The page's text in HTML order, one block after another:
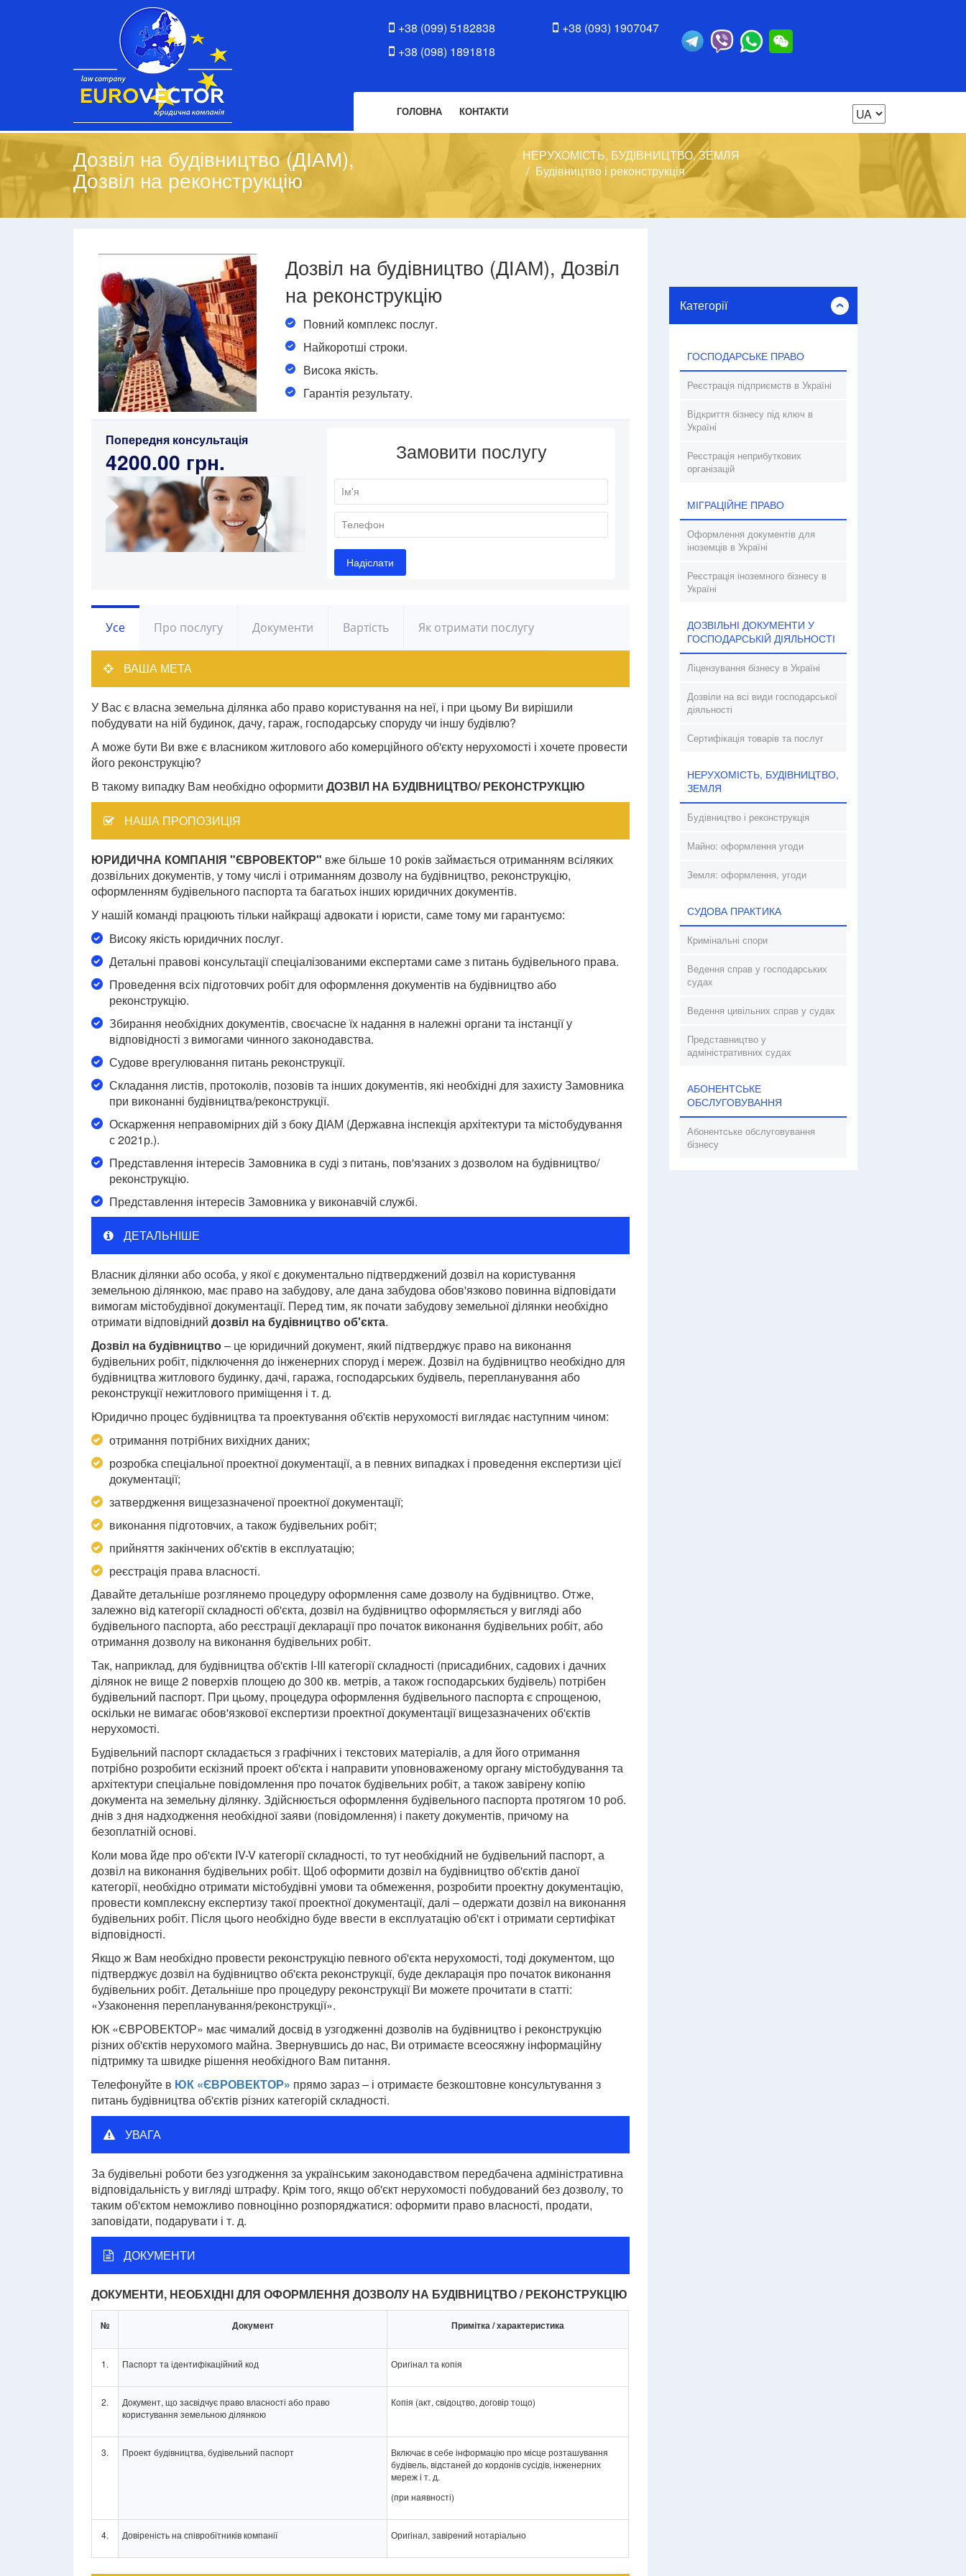
+38 (099) 5182838
+38 (098) 1891818
+38 (093) 1907047
ГОЛОВНА КОНТАКТИ
Дозвіл на будівництво (ДІАМ),
Дозвіл на реконструкцію
НЕРУХОМІСТЬ, БУДІВНИЦТВО, ЗЕМЛЯ
Будівництво і реконструкція
Дозвіл на будівництво (ДІАМ), Дозвіл
на реконструкцію
Повний комплекс послуг.
Найкоротші строки.
Висока якість.
Гарантія результату.
Попередня консультація
4200.00 грн.
Усе Про послугу Документи Вартість Як отримати послугу
ВАША МЕТА
У Вас є власна земельна ділянка або право користування на неї, і при цьому Ви вирішили
побудувати на ній будинок, дачу, гараж, господарську споруду чи іншу будівлю?
А може бути Ви вже є власником житлового або комерційного об'єкту нерухомості і хочете провести
його реконструкцію?
В такому випадку Вам необхідно оформити ДОЗВІЛ НА БУДІВНИЦТВО/ РЕКОНСТРУКЦІЮ
НАША ПРОПОЗИЦІЯ
ЮРИДИЧНА КОМПАНІЯ "ЄВРОВЕКТОР" вже більше 10 років займається отриманням всіляких
дозвільних документів, у тому числі і отриманням дозволу на будівництво, реконструкцію,
оформленням будівельного паспорта та багатьох інших юридичних документів.
У нашій команді працюють тільки найкращі адвокати і юристи, саме тому ми гарантуємо:
Високу якість юридичних послуг.
Детальні правові консультації спеціалізованими експертами саме з питань будівельного права.
Проведення всіх підготовчих робіт для оформлення документів на будівництво або
реконструкцію.
Збирання необхідних документів, своєчасне їх надання в належні органи та інстанції у
відповідності з вимогами чинного законодавства.
Судове врегулювання питань реконструкції.
Складання листів, протоколів, позовів та інших документів, які необхідні для захисту Замовника
при виконанні будівництва/реконструкції.
Оскарження неправомірних дій з боку ДІАМ (Державна інспекція архітектури та містобудування
с 2021р.).
Представлення інтересів Замовника в суді з питань, пов'язаних з дозволом на будівництво/
реконструкцію.
Представлення інтересів Замовника у виконавчій службі.
ДЕТАЛЬНІШЕ
Власник ділянки або особа, у якої є документально підтверджений дозвіл на користування
земельною ділянкою, має право на забудову, але дана забудова обов'язково повинна відповідати
вимогам містобудівної документації. Перед тим, як почати забудову земельної ділянки необхідно
отримати відповідний дозвіл на будівництво об'єкта.
Дозвіл на будівництво– це юридичний документ, який підтверджує право на виконання
будівельних робіт, підключення до інженерних споруд і мереж. Дозвіл на будівництво необхідно для
будівництва житлового будинку, дачі, гаража, господарських будівель, перепланування або
реконструкції нежитлового приміщення і т. д.
Юридично процес будівництва та проектування об'єктів нерухомості виглядає наступним чином:
отримання потрібних вихідних даних;
розробка спеціальної проектної документації, а в певних випадках і проведення експертизи цієї
документації;
затвердження вищезазначеної проектної документації;
виконання підготовчих, а також будівельних робіт;
прийняття закінчених об'єктів в експлуатацію;
реєстрація права власності.
Давайте детальніше розглянемо процедуру оформлення саме дозволу на будівництво. Отже,
залежно від категорії складності об'єкта, дозвіл на будівництво оформляється у вигляді або
будівельного паспорта, або реєстрації декларації про початок виконання будівельних робіт, або
отримання дозволу на виконання будівельних робіт.
Так, наприклад, для будівництва об'єктів I-III категорії складності (присадибних, садових і дачних
ділянок не вище 2 поверхів площею до 300 кв. метрів, а також господарських будівель) потрібен
будівельний паспорт. При цьому, процедура оформлення будівельного паспорта є спрощеною,
оскільки не вимагає обов'язкової експертизи проектної документації вищезазначених об'єктів
нерухомості.
Будівельний паспорт складається з графічних і текстових матеріалів, а для його отримання
потрібно розробити ескізний проект об'єкта і направити уповноваженому органу містобудування та
архітектури спеціальне повідомлення про початок будівельних робіт, а також завірену копію
документа на земельну ділянку. Здійснюється оформлення будівельного паспорта протягом 10 роб.
днів з дня надходження необхідної заяви (повідомлення) і пакету документів, причому на
безоплатній основі.
Коли мова йде про об'єкти IV-V категорії складності, то тут необхідний не будівельний паспорт, а
дозвіл на виконання будівельних робіт. Щоб оформити дозвіл на будівництво об'єктів даної
категорії, необхідно отримати містобудівні умови та обмеження, розробити проектну документацію,
провести комплексну експертизу такої проектної документації, далі – одержати дозвіл на виконання
будівельних робіт. Після цього необхідно буде ввести в експлуатацію об'єкт і отримати сертифікат
відповідності.
Якщо ж Вам необхідно провести реконструкцію певного об'єкта нерухомості, тоді документом, що
підтверджує дозвіл на будівництво об'єкта реконструкції, буде декларація про початок виконання
будівельних робіт. Детальніше про процедуру реконструкції Ви можете прочитати в статті:
«Узаконення перепланування/реконструкції».
ЮК «ЄВРОВЕКТОР» має чималий досвід в узгодженні дозволів на будівництво і реконструкцію
різних об'єктів нерухомого майна. Звернувшись до нас, Ви отримаєте всеосяжну інформаційну
підтримку та швидке рішення необхідного Вам питання.
Телефонуйте в ЮК «ЄВРОВЕКТОР» прямо зараз – і отримаєте безкоштовне консультування з
питань будівництва об'єктів різних категорій складності.
УВАГА
За будівельні роботи без узгодження за українським законодавством передбачена адміністративна
відповідальність у вигляді штрафу. Крім того, якщо об'єкт нерухомості побудований без дозволу, то
таким об'єктом неможливо повноцінно розпоряджатися: оформити право власності, продати,
заповідати, подарувати і т. д.
ДОКУМЕНТИ
ДОКУМЕНТИ, НЕОБХІДНІ ДЛЯ ОФОРМЛЕННЯ ДОЗВОЛУ НА БУДІВНИЦТВО / РЕКОНСТРУКЦІЮ
№ Документ Примітка / характеристика
1. Паспорт та ідентифікаційний код Оригінал та копія
2.
Документ, що засвідчує право власності або право
користування земельною ділянкою
Копія (акт, свідоцтво, договір тощо)
3. Проект будівництва, будівельний паспорт
Включає в себе інформацію про місце розташування
будівель, відстаней до кордонів сусідів, інженерних
мереж і т. д.
(при наявності)
4. Довіреність на співробітників компанії Оригінал, завірений нотаріально
Категорії
ГОСПОДАРСЬКЕ ПРАВО
Реєстрація підприємств в Україні
Відкриття бізнесу під ключ в
Україні
Реєстрація неприбуткових
організацій
МІГРАЦІЙНЕ ПРАВО
Оформлення документів для
іноземців в Україні
Реєстрація іноземного бізнесу в
Україні
ДОЗВІЛЬНІ ДОКУМЕНТИ У
ГОСПОДАРСЬКІЙ ДІЯЛЬНОСТІ
Ліцензування бізнесу в Україні
Дозвіли на всі види господарської
діяльності
Сертифікація товарів та послуг
НЕРУХОМІСТЬ, БУДІВНИЦТВО,
ЗЕМЛЯ
Будівництво і реконструкція
Майно: оформлення угоди
Земля: оформлення, угоди
СУДОВА ПРАКТИКА
Кримінальні спори
Ведення справ у господарських
судах
Ведення цивільних справ у судах
Представництво у
адміністративних судах
АБОНЕНТСЬКЕ
ОБСЛУГОВУВАННЯ
Абонентське обслуговування
бізнесу